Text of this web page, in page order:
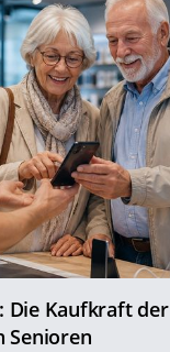
Die Kaufkraft der
Senioren